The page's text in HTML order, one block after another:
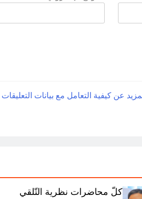
عن كيفية التعامل مع بيانات التعليقات
كلّ محاضرات نظرية التّلقي